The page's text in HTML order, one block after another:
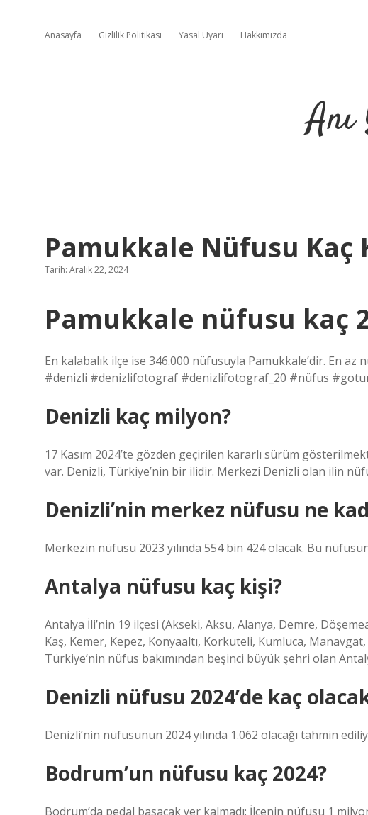
Anasayfa Gizlilik Politikası Yasal Uyarı Hakkımızda
Pamukkale Nüfusu Kaç
Tarih: Aralık 22, 2024
Pamukkale nüfusu kaç
En kalabalık ilçe ise 346.000 nüfusuyla Pamukkale’dir. En
#denizli #denizlifotograf #denizlifotograf_20 #nüfus
Denizli kaç milyon?
17 Kasım 2024’te gözden geçirilen kararlı sürüm
var. Denizli, Türkiye’nin bir ilidir. Merkezi Denizli olan ilin
Denizli’nin merkez nüfusu ne
Merkezin nüfusu 2023 yılında 554 bin 424 olacak. Bu
Antalya nüfusu kaç kişi?
Antalya İli’nin 19 ilçesi (Akseki, Aksu, Alanya, Demre,
Kaş, Kemer, Kepez, Konyaaltı, Korkuteli, Kumluca,
Türkiye’nin nüfus bakımından beşinci büyük şehri olan
Denizli nüfusu 2024’de kaç
Denizli’nin nüfusunun 2024 yılında 1.062 olacağı tahmin
Bodrum’un nüfusu kaç 2024?
Bodrum’da pedal basacak yer kalmadı: İlçenin nüfusu 1